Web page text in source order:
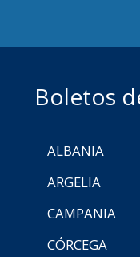
Boletos
ALBANIA
ARGELIA
CAMPANIA
CÓRCEGA